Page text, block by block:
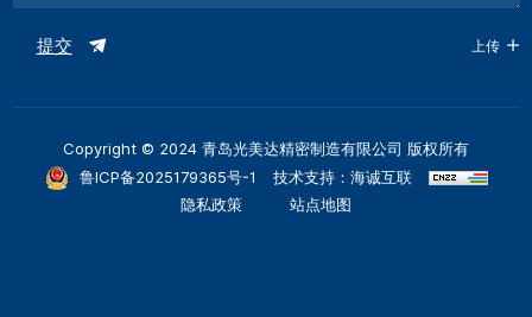
提交 上传
Copyright © 2024 青岛光美达精密制造有限公司 版权所有
鲁ICP备2025179365号-1
技术支持：海诚互联
隐私政策
站点地图